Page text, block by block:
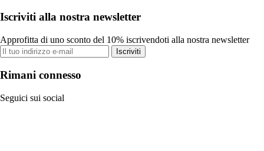
Iscriviti alla nostra newsletter
Approfitta di uno sconto del 10% iscrivendoti alla nostra newsletter
Iscriviti
Rimani connesso
Seguici sui social